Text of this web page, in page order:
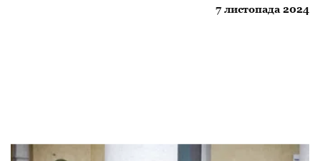
7 листопада 2024